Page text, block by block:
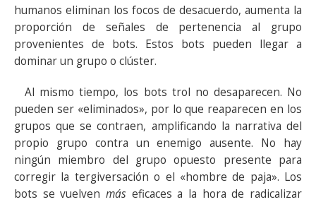
humanos eliminan los focos de desacuerdo, aumenta la
proporción de señales de pertenencia al grupo
provenientes de bots. Estos bots pueden llegar a
dominar un grupo o clúster.
Al mismo tiempo, los bots trol no desaparecen. No
pueden ser «eliminados», por lo que reaparecen en los
grupos que se contraen, amplificando la narrativa del
propio grupo contra un enemigo ausente. No hay
ningún miembro del grupo opuesto presente para
corregir la tergiversación o el «hombre de paja». Los
bots se vuelven más eficaces a la hora de radicalizar